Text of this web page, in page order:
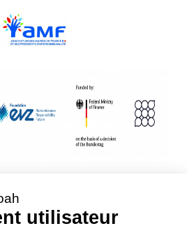
on Jewish Material Claims Against
« Remembrance, Responsibility and Future »
German Federal Ministry of Finance